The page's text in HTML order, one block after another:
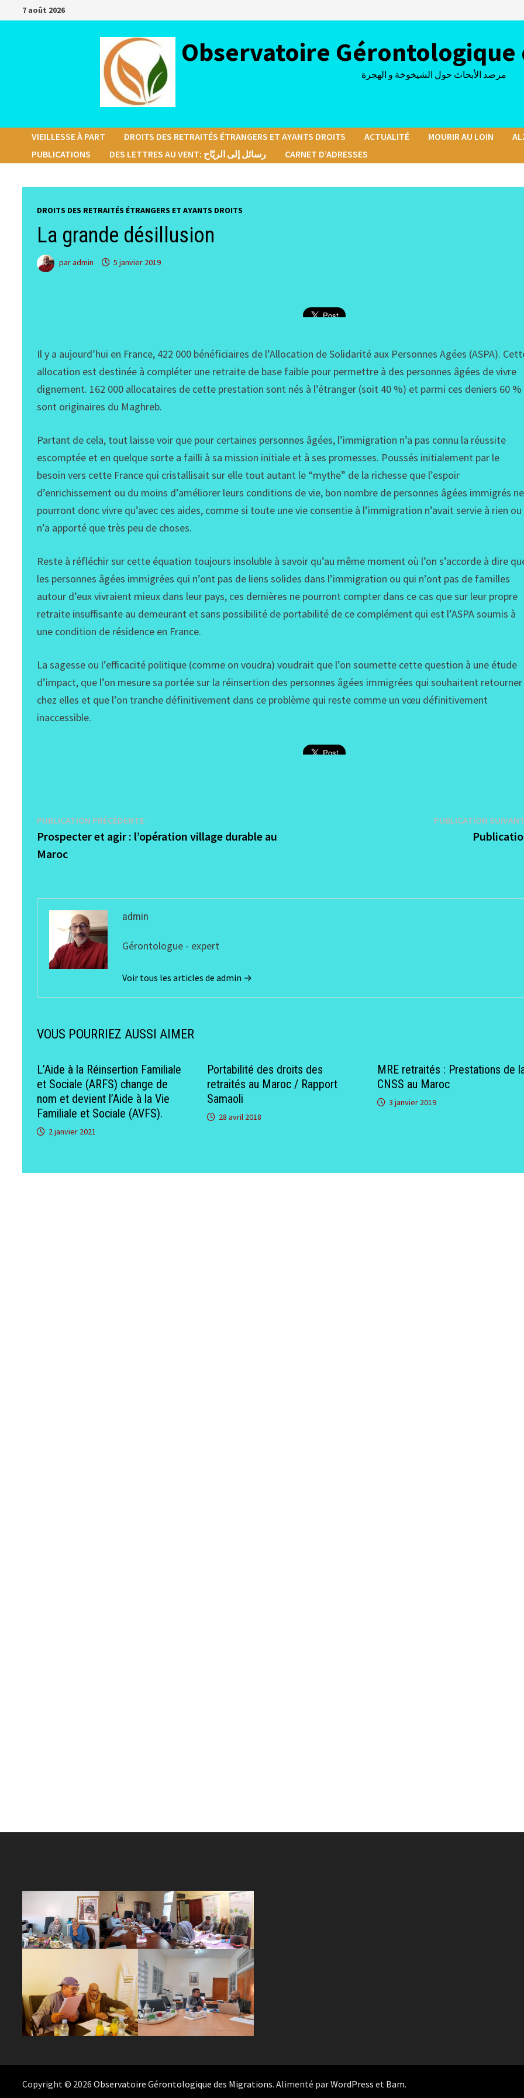
Passer
au
7 août 2026
Observatoire Gérontologique
مرصد الأبحاث حول الشيخوخة و الهجرة
VIEILLESSE À PART DROITS DES RETRAITÉS ÉTRANGERS ET AYANTS DROITS ACTUALITÉ MOURIR AU LOIN
PUBLICATIONS
DES LETTRES AU VENT: رسائل إلى الريّاح CARNET D’ADRESSES
DROITS DES RETRAITÉS ÉTRANGERS ET AYANTS DROITS
La grande désillusion
paradmin 5 janvier 2019
Il y a aujourd’hui en France, 422 000 bénéficiaires de l’Allocation de Solidarité aux Personnes Agées (ASPA).
allocation est destinée à compléter une retraite de base faible pour permettre à des personnes âgées de vivre
dignement. 162 000 allocataires de cette prestation sont nés à l’étranger (soit 40 %) et parmi ces deniers 60 %
sont originaires du Maghreb.
Partant de cela, tout laisse voir que pour certaines personnes âgées, l’immigration n’a pas connu la réussite
escomptée et en quelque sorte a failli à sa mission initiale et à ses promesses. Poussés initialement par le
besoin vers cette France qui cristallisait sur elle tout autant le “mythe” de la richesse que l’espoir
d’enrichissement ou du moins d’améliorer leurs conditions de vie, bon nombre de personnes âgées immigrés ne
pourront donc vivre qu’avec ces aides, comme si toute une vie consentie à l’immigration n’avait servie à rien ou
n’a apporté que très peu de choses.
Reste à réfléchir sur cette équation toujours insoluble à savoir qu’au même moment où l’on s’accorde à dire
les personnes âgées immigrées qui n’ont pas de liens solides dans l’immigration ou qui n’ont pas de familles
autour d’eux vivraient mieux dans leur pays, ces dernières ne pourront compter dans ce cas que sur leur propre
retraite insuffisante au demeurant et sans possibilité de portabilité de ce complément qui est l’ASPA soumis à
une condition de résidence en France.
La sagesse ou l’efficacité politique (comme on voudra) voudrait que l’on soumette cette question à une étude
d’impact, que l’on mesure sa portée sur la réinsertion des personnes âgées immigrées qui souhaitent retourner
chez elles et que l’on tranche définitivement dans ce problème qui reste comme un vœu définitivement
inaccessible.
Navigation
de
PUBLICATION PRÉCÉDENTEPublication
précédente :
Prospecter et agir : l’opération village durable au
Maroc
PUBLICATION
admin
Gérontologue - expert
Voir tous les articles de admin →
VOUS POURRIEZ AUSSI AIMER
L’Aide à la Réinsertion Familiale
et Sociale (ARFS) change de
nom et devient l’Aide à la Vie
Familiale et Sociale (AVFS).
2 janvier 2021
Portabilité des droits des
retraités au Maroc / Rapport
Samaoli
28 avril 2018
MRE retraités : Prestations de
CNSS au Maroc
3 janvier 2019
Copyright © 2026Observatoire Gérontologique des Migrations. Alimenté parWordPress et Bam.